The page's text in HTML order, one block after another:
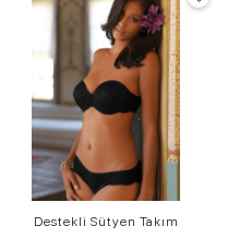
Destekli Sütyen Takım